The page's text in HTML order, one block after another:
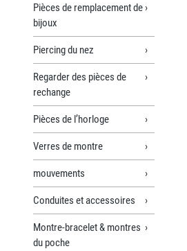
Pièces de remplacement de
bijoux
Piercing du nez
Regarder des pièces de
rechange
Pièces de l’horloge
Verres de montre
mouvements
Conduites et accessoires
Montre-bracelet & montres
du poche